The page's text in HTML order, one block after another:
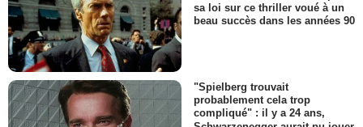
sa loi sur ce thriller voué à un
beau succès dans les années 90
"Spielberg trouvait
probablement cela trop
compliqué" : il y a 24 ans,